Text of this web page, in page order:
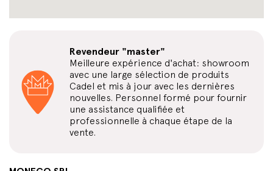
Revendeur "master"
Meilleure expérience d'achat: showroom
avec une large sélection de produits
Cadel et mis à jour avec les dernières
nouvelles. Personnel formé pour fournir
une assistance qualifiée et
professionnelle à chaque étape de la
vente.